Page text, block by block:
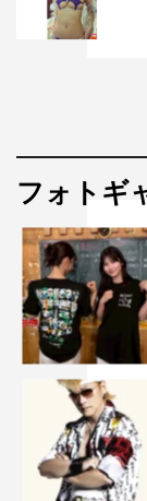
◆最後に、今後
ハルキ個人と
誰かに感情移入
かなか難しいこ
は純粋にエン
楽しみ方ではな
員として、そ
め、今後も精
なったり、驚
変化を楽しんで
ANOTHER
フォトギ